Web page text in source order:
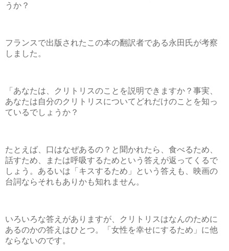
うか？
フランスで出版されたこの本の翻訳者である永田氏が考察
しました。
「あなたは、クリトリスのことを説明できますか？事実、
あなたは自分のクリトリスについてどれだけのことを知っ
ているでしょうか？
たとえば、口はなぜあるの？と聞かれたら、食べるため、
話すため、または呼吸するためという答えが返ってくるで
しょう。あるいは「キスするため」という答えも、映画の
台詞ならそれもありかも知れません。
いろいろな答えがありますが、クリトリスはなんのために
あるのかの答えはひとつ。「女性を幸せにするため」に他
ならないのです。